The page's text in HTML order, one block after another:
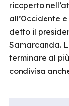
ricoperto
all’Occidente
detto il
Samarcanda.
terminare al
condivisa